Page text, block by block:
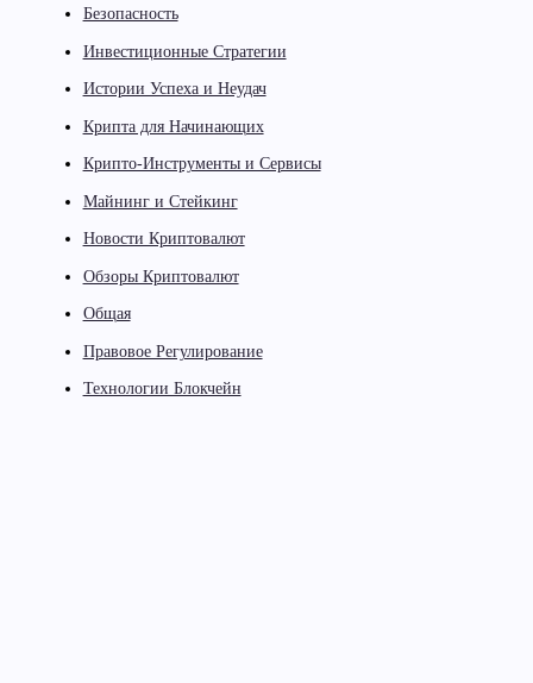
Безопасность
Инвестиционные Стратегии
Истории Успеха и Неудач
Крипта для Начинающих
Крипто-Инструменты и Сервисы
Майнинг и Стейкинг
Новости Криптовалют
Обзоры Криптовалют
Общая
Правовое Регулирование
Технологии Блокчейн